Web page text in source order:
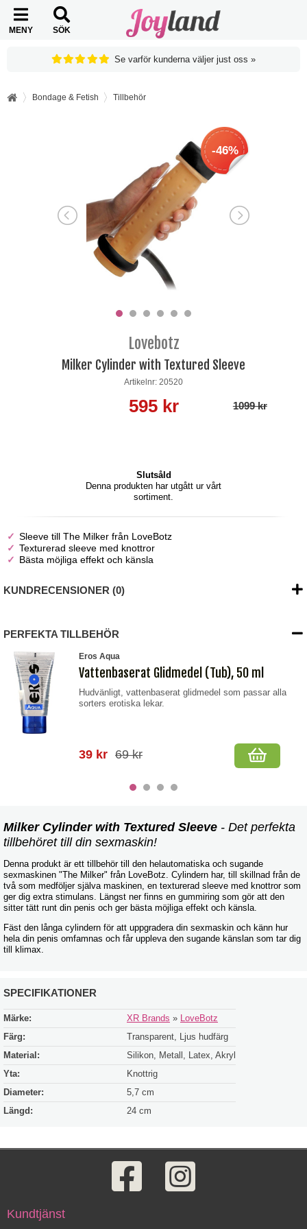
MENY SÖK
Se varför kunderna väljer just oss »
Bondage & Fetish Tillbehör
-46%
Lovebotz
Milker Cylinder with Textured Sleeve
Artikelnr: 20520
595 kr 1099 kr
Slutsåld
Denna produkten har utgått ur vårt
sortiment.
Sleeve till The Milker från LoveBotz
Texturerad sleeve med knottror
Bästa möjliga effekt och känsla
KUNDRECENSIONER (0)
PERFEKTA TILLBEHÖR
Eros Aqua
Vattenbaserat Glidmedel (Tub), 50 ml
Hudvänligt, vattenbaserat glidmedel som passar alla
sorters erotiska lekar.
39 kr 69 kr
Milker Cylinder with Textured Sleeve - Det perfekta
tillbehöret till din sexmaskin!
Denna produkt är ett tillbehör till den helautomatiska och sugande
sexmaskinen "The Milker" från LoveBotz. Cylindern har, till skillnad från de
två som medföljer själva maskinen, en texturerad sleeve med knottror som
ger dig extra stimulans. Längst ner finns en gummiring som gör att den
sitter tätt runt din penis och ger bästa möjliga effekt och känsla.
Fäst den långa cylindern för att uppgradera din sexmaskin och känn hur
hela din penis omfamnas och får uppleva den sugande känslan som tar dig
till klimax.
SPECIFIKATIONER
Märke: XR Brands » LoveBotz
Färg:
Transparent, Ljus hudfärg
Material:
Silikon, Metall, Latex, Akryl
Yta:
Knottrig
Diameter:
5,7 cm
Längd:
24 cm
Kundtjänst